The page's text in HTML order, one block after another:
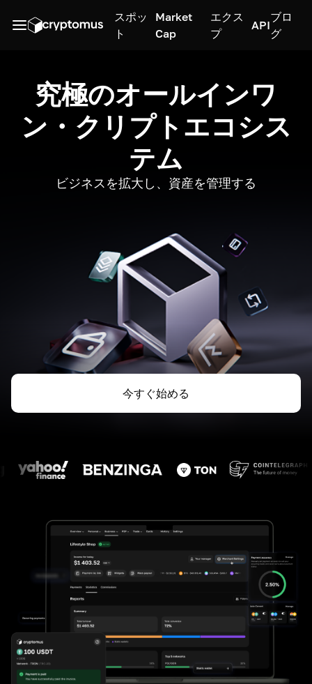
スポッ
ト
Market
Cap
エクス
プ
API
ブロ
グ
究極のオールインワ
ン・クリプトエコシス
テム
ビジネスを拡大し、資産を管理する
今すぐ始める